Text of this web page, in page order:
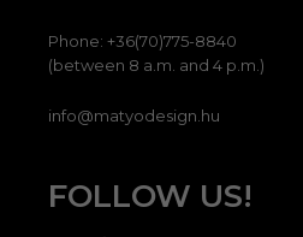
Phone: +36(70)775-8840
(between 8 a.m. and 4 p.m.)
info@matyodesign.hu
FOLLOW US!